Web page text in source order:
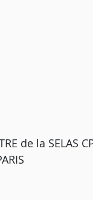
de la SELAS